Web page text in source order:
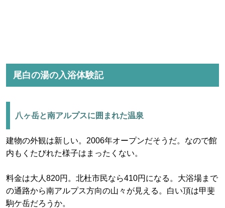
尾白の湯の入浴体験記
八ヶ岳と南アルプスに囲まれた温泉
建物の外観は新しい。2006年オープンだそうだ。なので館
内もくたびれた様子はまったくない。
料金は大人820円。北杜市民なら410円になる。大浴場まで
の通路から南アルプス方向の山々が見える。白い頂は甲斐
駒ケ岳だろうか。